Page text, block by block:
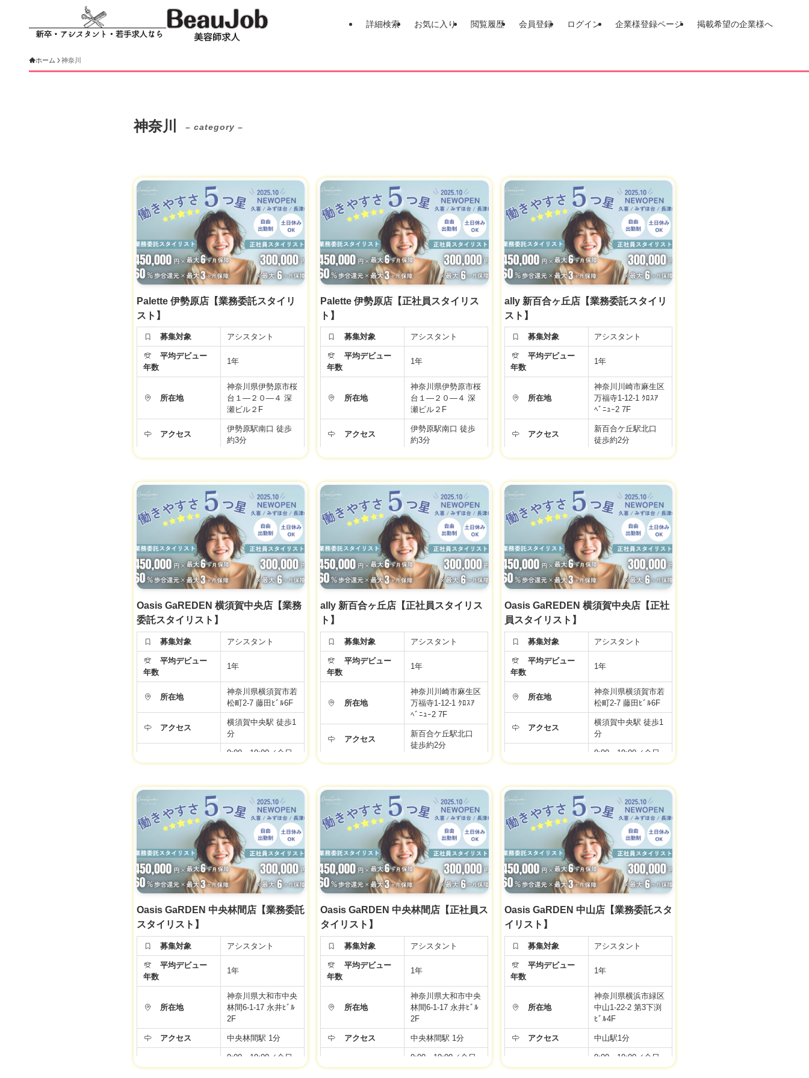
詳細検索 お気に入り 閲覧履歴 会員登録 ログイン 企業様登録ページ 掲載希望の企業様へ
ホーム 神奈川
神奈川 – category –
Palette 伊勢原店【業務委託スタイリ
スト】
募集対象 アシスタント
平均デビュー
年数
1年
所在地
神奈川県伊勢原市桜
台１―２０―４ 深
瀬ビル２F
アクセス
伊勢原駅南口 徒歩
約3分
9:00～19:00／全日
デミー
年間休日 99日
給与
月給 24万円
【正社員アシスタン
ト】
◆基本給20万＋選べ
る手当て4万 (スタ
イリスト準備手当
て・住宅手当・奨学
金手当)＋交通費＋
社会保険完備
同じ給与スタートで
す♪
福利厚生
▼社会保険完備
▼土日祝日休み
▼資格手当
▼店販手当
▼役職手当
▼技術手当
▼歩合給あり
▼FC・独立支援制
労働条件などの内容が最新ではない場合があります。
面接時、事業者様に改めてご確認ください。
Palette 伊勢原店【正社員スタイリス
ト】
募集対象 アシスタント
平均デビュー
年数
1年
所在地
神奈川県伊勢原市桜
台１―２０―４ 深
瀬ビル２F
アクセス
伊勢原駅南口 徒歩
約3分
9:00～19:00／全日
デミー
年間休日 99日
給与
月給 24万円
【正社員アシスタン
ト】
◆基本給20万＋選べ
る手当て4万 (スタ
イリスト準備手当
て・住宅手当・奨学
金手当)＋交通費＋
社会保険完備
同じ給与スタートで
す♪
福利厚生
▼社会保険完備
▼土日祝日休み
▼資格手当
▼店販手当
▼役職手当
▼技術手当
▼歩合給あり
▼FC・独立支援制
労働条件などの内容が最新ではない場合があります。
面接時、事業者様に改めてご確認ください。
ally 新百合ヶ丘店【業務委託スタイリ
スト】
募集対象 アシスタント
平均デビュー
年数
1年
所在地
神奈川川崎市麻生区
万福寺1-12-1 ｸﾛｽｱ
ﾍﾞﾆｭｰ2 7F
アクセス
新百合ケ丘駅北口
徒歩約2分
9:00～19:00／全日
デミー
年間休日 99日
給与
月給 24万円
【正社員アシスタン
ト】
◆基本給20万＋選べ
る手当て4万 (スタ
イリスト準備手当
て・住宅手当・奨学
金手当)＋交通費＋
社会保険完備
同じ給与スタートで
す♪
福利厚生
▼社会保険完備
▼土日祝日休み
▼資格手当
▼店販手当
▼役職手当
▼技術手当
▼歩合給あり
▼FC・独立支援制
労働条件などの内容が最新ではない場合があります。
面接時、事業者様に改めてご確認ください。
Oasis GaREDEN 横須賀中央店【業務
委託スタイリスト】
募集対象 アシスタント
平均デビュー
年数
1年
所在地
神奈川県横須賀市若
松町2-7 藤田ﾋﾞﾙ6F
アクセス
横須賀中央駅 徒歩1
分
勤務時間
9:00～19:00／全日
10:00〜19:00／アカ
給与
月給 24万円
【正社員アシスタン
ト】
◆基本給20万＋選べ
る手当て4万 (スタ
イリスト準備手当
て・住宅手当・奨学
金手当)＋交通費＋
社会保険完備
※新卒・中途ともに
す♪
福利厚生
▼社会保険完備
▼有給休暇
▼資格手当
▼店販手当
▼役職手当
▼技術手当
▼歩合給あり
▼交通費支給
ally 新百合ヶ丘店【正社員スタイリス
ト】
募集対象 アシスタント
平均デビュー
年数
1年
所在地
神奈川川崎市麻生区
万福寺1-12-1 ｸﾛｽｱ
ﾍﾞﾆｭｰ2 7F
アクセス
新百合ケ丘駅北口
徒歩約2分
9:00～19:00／全日
デミー
年間休日 99日
給与
月給 24万円
【正社員アシスタン
ト】
◆基本給20万＋選べ
る手当て4万 (スタ
イリスト準備手当
て・住宅手当・奨学
金手当)＋交通費＋
社会保険完備
同じ給与スタートで
す♪
福利厚生
▼社会保険完備
▼土日祝日休み
▼資格手当
▼店販手当
▼役職手当
▼技術手当
▼歩合給あり
Oasis GaREDEN 横須賀中央店【正社
員スタイリスト】
募集対象 アシスタント
平均デビュー
年数
1年
所在地
神奈川県横須賀市若
松町2-7 藤田ﾋﾞﾙ6F
アクセス
横須賀中央駅 徒歩1
分
勤務時間
9:00～19:00／全日
10:00〜19:00／アカ
給与
月給 24万円
【正社員アシスタン
ト】
◆基本給20万＋選べ
る手当て4万 (スタ
イリスト準備手当
て・住宅手当・奨学
金手当)＋交通費＋
社会保険完備
※新卒・中途ともに
す♪
福利厚生
▼社会保険完備
▼有給休暇
▼資格手当
▼店販手当
▼役職手当
▼技術手当
▼歩合給あり
▼交通費支給
Oasis GaRDEN 中央林間店【業務委託
スタイリスト】
募集対象 アシスタント
平均デビュー
年数
1年
所在地
神奈川県大和市中央
林間6-1-17 永井ﾋﾞﾙ
2F
アクセス 中央林間駅 1分
勤務時間
9:00～19:00／全日
10:00〜19:00／アカ
Oasis GaRDEN 中央林間店【正社員ス
タイリスト】
募集対象 アシスタント
平均デビュー
年数
1年
所在地
神奈川県大和市中央
林間6-1-17 永井ﾋﾞﾙ
2F
アクセス 中央林間駅 1分
勤務時間
9:00～19:00／全日
10:00〜19:00／アカ
Oasis GaRDEN 中山店【業務委託スタ
イリスト】
募集対象 アシスタント
平均デビュー
年数
1年
所在地
神奈川県横浜市緑区
中山1-22-2 第3下渕
ﾋﾞﾙ4F
アクセス 中山駅1分
勤務時間
9:00～19:00／全日
10:00〜19:00／アカ